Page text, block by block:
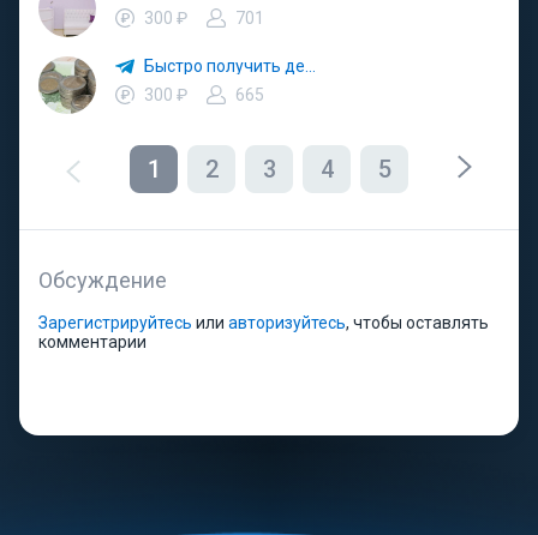
300 ₽
701
300 ₽
665
1 2 3 4 5
Обсуждение
Зарегистрируйтесь или авторизуйтесь, чтобы оставлять
комментарии